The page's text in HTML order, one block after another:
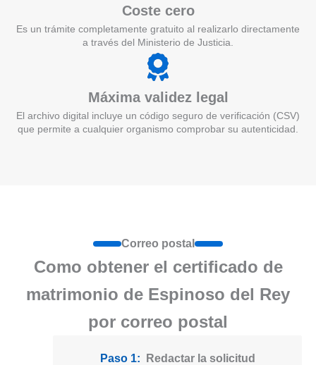
Coste cero
Es un trámite completamente gratuito al realizarlo directamente
a través del Ministerio de Justicia.
Máxima validez legal
El archivo digital incluye un código seguro de verificación (CSV)
que permite a cualquier organismo comprobar su autenticidad.
Correo postal
Como obtener el certificado de
matrimonio de Espinoso del Rey
por correo postal
Paso 1: Redactar la solicitud